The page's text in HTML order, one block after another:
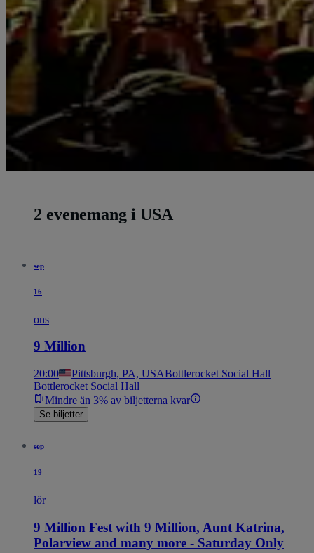
2 evenemang i USA
sep
16
ons
9 Million
20:00 Pittsburgh, PA, USABottlerocket Social Hall
Bottlerocket Social Hall
Mindre än 3% av biljetterna kvar
Se biljetter
sep
19
lör
9 Million Fest with 9 Million, Aunt Katrina,
Polarview and many more - Saturday Only